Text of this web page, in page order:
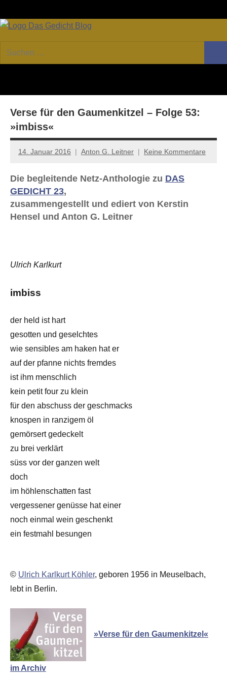
Inhalt
GEDICHT
Forum
von
Lyrik,
Essay
Suchen
nach:
Verse für den Gaumenkitzel – Folge 53:
»imbiss«
14. Januar 2016 Anton G. Leitner Keine Kommentare
Die begleitende Netz-Anthologie zu DAS
GEDICHT 23,
zusammengestellt und ediert von Kerstin
Hensel und Anton G. Leitner
Ulrich Karlkurt
imbiss
der held ist hart
gesotten und geselchtes
wie sensibles am haken hat er
auf der pfanne nichts fremdes
ist ihm menschlich
kein petit four zu klein
für den abschuss der geschmacks
knospen in ranzigem öl
gemörsert gedeckelt
zu brei verklärt
süss vor der ganzen welt
doch
im höhlenschatten fast
vergessener genüsse hat einer
noch einmal wein geschenkt
ein festmahl besungen
© Ulrich Karlkurt Köhler, geboren 1956 in Meuselbach,
lebt in Berlin.
»Verse für den Gaumenkitzel«
im Archiv